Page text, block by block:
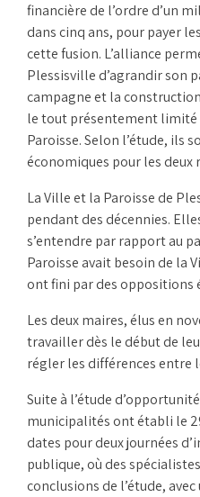
financière de l’ordre d’un
dans cinq ans, pour payer
cette fusion. L’alliance
Plessisville d’agrandir son
campagne et la
le tout présentement limité
Paroisse. Selon l’étude, ils
économiques pour les deux
La Ville et la Paroisse de
pendant des décennies.
s’entendre par rapport au
Paroisse avait besoin de la
ont fini par des oppositions
Les deux maires, élus en
travailler dès le début de
régler les différences entre
Suite à l’étude
municipalités ont établi le
dates pour deux journées
publique, où des
conclusions de l’étude,